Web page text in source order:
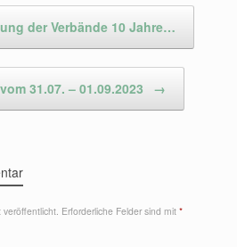
der Verbände 10 Jahre…
31.07. – 01.09.2023 →
Erforderliche Felder sind mit *